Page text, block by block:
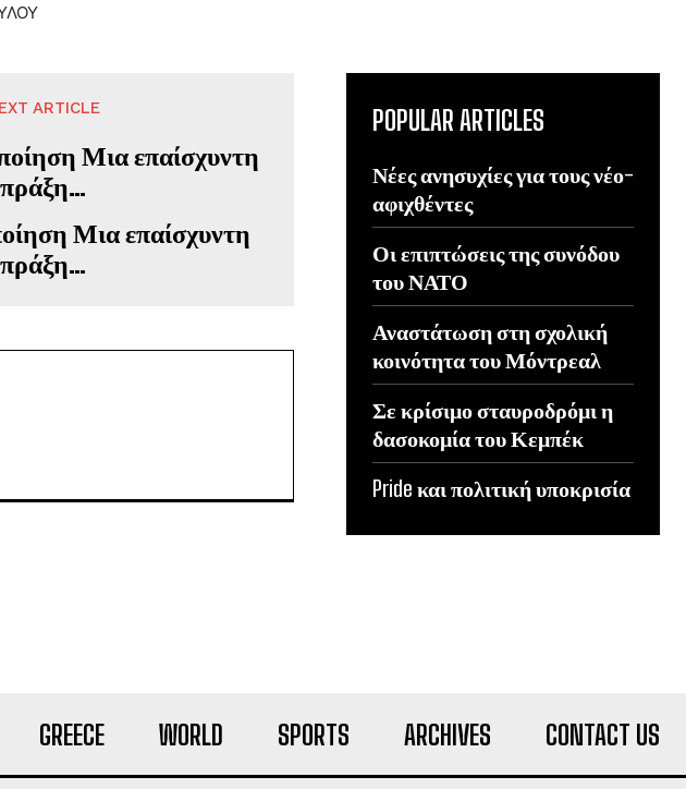
ARTICLE
Μια επαίσχυντη
πράξη…
POPULAR ARTICLES
Νέες ανησυχίες για τους νέο-
αφιχθέντες
Οι επιπτώσεις της συνόδου
του ΝΑΤΟ
Αναστάτωση στη σχολική
κοινότητα του Μόντρεαλ
Σε κρίσιμο σταυροδρόμι η
δασοκομία του Κεμπέκ
Pride και πολιτική υποκρισία
GREECE WORLD SPORTS ARCHIVES CONTACT US